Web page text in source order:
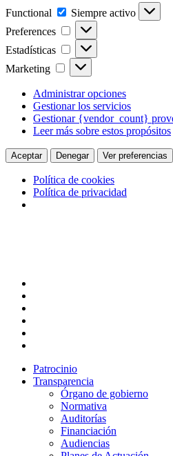
Functional Functional
Siempre activo
Preferences
Preferences
Estadísticas Estadísticas
Marketing Marketing
Administrar opciones
Gestionar los servicios
Gestionar {vendor_count}
Leer más sobre estos propósitos
Aceptar Denegar Ver preferencias
Política de cookies
Política de privacidad
Patrocinio
Transparencia
Órgano de gobierno
Normativa
Auditorías
Financiación
Audiencias